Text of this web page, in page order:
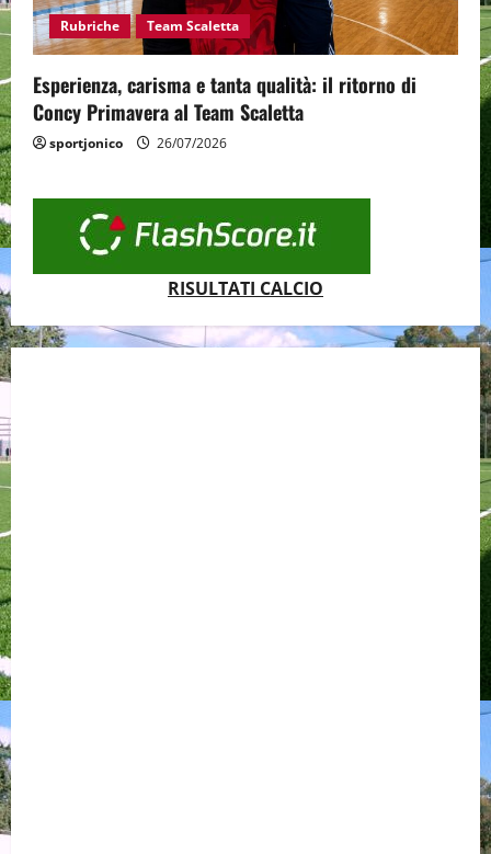
Rubriche Team Scaletta
Esperienza, carisma e tanta qualità: il ritorno di
Concy Primavera al Team Scaletta
sportjonico 26/07/2026
RISULTATI CALCIO